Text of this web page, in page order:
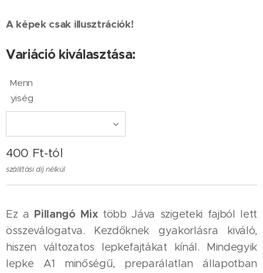
A képek csak illusztrációk!
Variáció kiválasztása:
Menn
yiség
400 Ft-tól
szállítási díj nélkül
Ez a Pillangó Mixtöbb Jáva szigeteki fajból lett
összeválogatva. Kezdőknek gyakorlásra kiváló,
hiszen változatos lepkefajtákat kínál. Mindegyik
lepke A1 minőségű, preparálatlan állapotban